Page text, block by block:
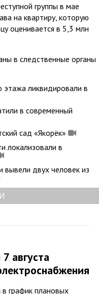
группы в мае
на квартиру, которую
оценивается в 5,3 млн
в следственные органы
ликвидировали в
в современный
сад «Якорёк»
локализовали в
вывели двух человек из
августа
график плановых